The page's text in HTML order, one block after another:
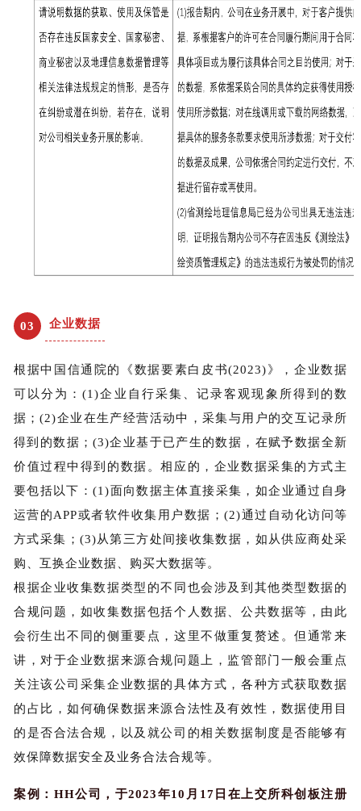
03 企业数据
根据中国信通院的《数据要素白皮书(2023)》，企业数据
可以分为：(1)企业自行采集、记录客观现象所得到的数
据；(2)企业在生产经营活动中，采集与用户的交互记录所
得到的数据；(3)企业基于已产生的数据，在赋予数据全新
价值过程中得到的数据。相应的，企业数据采集的方式主
要包括以下：(1)面向数据主体直接采集，如企业通过自身
运营的APP或者软件收集用户数据；(2)通过自动化访问等
方式采集；(3)从第三方处间接收集数据，如从供应商处采
购、互换企业数据、购买大数据等。
根据企业收集数据类型的不同也会涉及到其他类型数据的
合规问题，如收集数据包括个人数据、公共数据等，由此
会衍生出不同的侧重要点，这里不做重复赘述。但通常来
讲，对于企业数据来源合规问题上，监管部门一般会重点
关注该公司采集企业数据的具体方式，各种方式获取数据
的占比，如何确保数据来源合法性及有效性，数据使用目
的是否合法合规，以及就公司的相关数据制度是否能够有
效保障数据安全及业务合法合规等。
案例：HH公司，于2023年10月17日在上交所科创板注册